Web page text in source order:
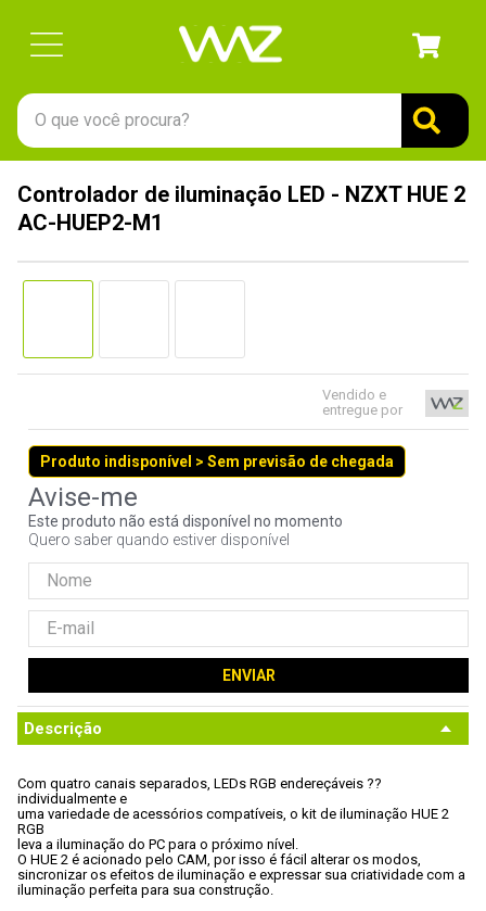
O que você procura?
Controlador de iluminação LED - NZXT HUE 2
AC-HUEP2-M1
Vendido e
entregue por
Produto indisponível > Sem previsão de chegada
Este produto não está disponível no momento
Quero saber quando estiver disponível
ENVIAR
Descrição
Com quatro canais separados, LEDs RGB endereçáveis ??
individualmente e
uma variedade de acessórios compatíveis, o kit de iluminação HUE 2
RGB
leva a iluminação do PC para o próximo nível.
O HUE 2 é acionado pelo CAM, por isso é fácil alterar os modos,
sincronizar os efeitos de iluminação e expressar sua criatividade com a
iluminação perfeita para sua construção.
1º
gabinete
3º
ssd
5º
openbox
7º
jonsbo
8º
controle
noctua
10º fractal